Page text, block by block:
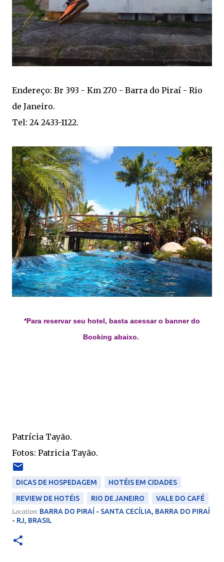
Endereço: Br 393 - Km 270 - Barra do Piraí - Rio
de Janeiro.
Tel: 24 2433-1122.
*Para reservar seu hotel, basta acessar o banner do
Booking abaixo.
Patrícia Tayão.
Fotos: Patricia Tayão.
DICAS DE HOSPEDAGEM
HOTÉIS EM CIDADES
REVIEW DE HOTÉIS
RIO DE JANEIRO VALE DO CAFÉ
Location: BARRA DO PIRAÍ - SANTA CECÍLIA, BARRA DO PIRAÍ
- RJ, BRASIL